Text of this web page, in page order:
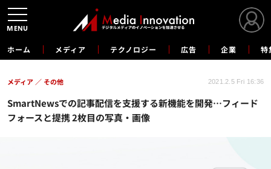
ホーム メディア テクノロジー 広告 企業 特
SmartNewsでの記事配信を支援する新機能を開発…フィード
フォースと提携 2枚目の写真・画像
メディア その他 2021.2.5 Fri 16:36
MENU